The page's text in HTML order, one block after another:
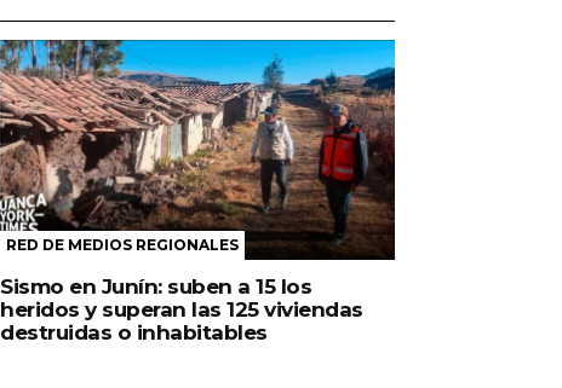
RED DE MEDIOS REGIONALES
Sismo en Junín: suben a 15 los
heridos y superan las 125 viviendas
destruidas o inhabitables